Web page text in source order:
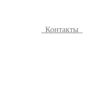
Контакты